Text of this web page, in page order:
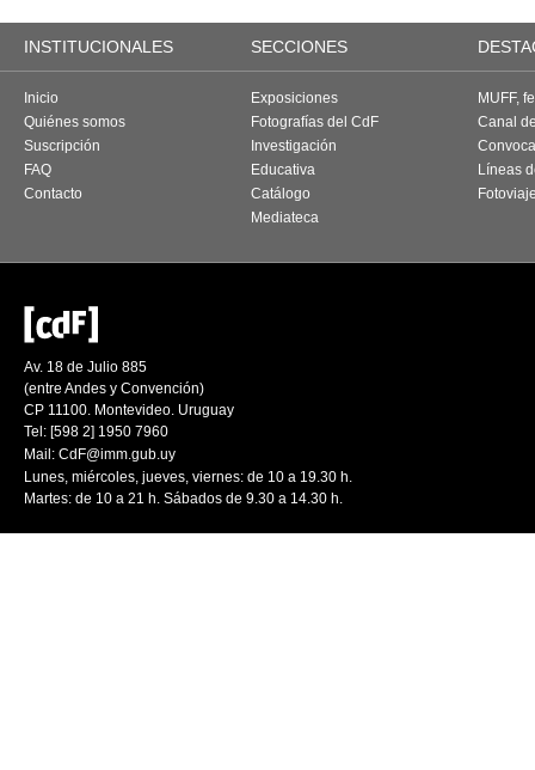
INSTITUCIONALES SECCIONES
Inicio
Quiénes somos
Suscripción
FAQ
Contacto
Exposiciones
Fotografías del CdF
Investigación
Educativa
Catálogo
Mediateca
MUFF,
Canal
Líneas
Av. 18 de Julio 885
(entre Andes y Convención)
CP 11100. Montevideo. Uruguay
Tel: [598 2] 1950 7960
Mail: CdF@imm.gub.uy
Lunes, miércoles, jueves, viernes: de 10 a 19.30 h.
Martes: de 10 a 21 h. Sábados de 9.30 a 14.30 h.